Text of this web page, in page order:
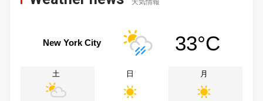
天気情報
New York City 33°C
土 日 月